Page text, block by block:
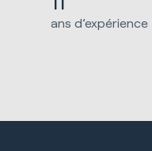
ans d’expérience